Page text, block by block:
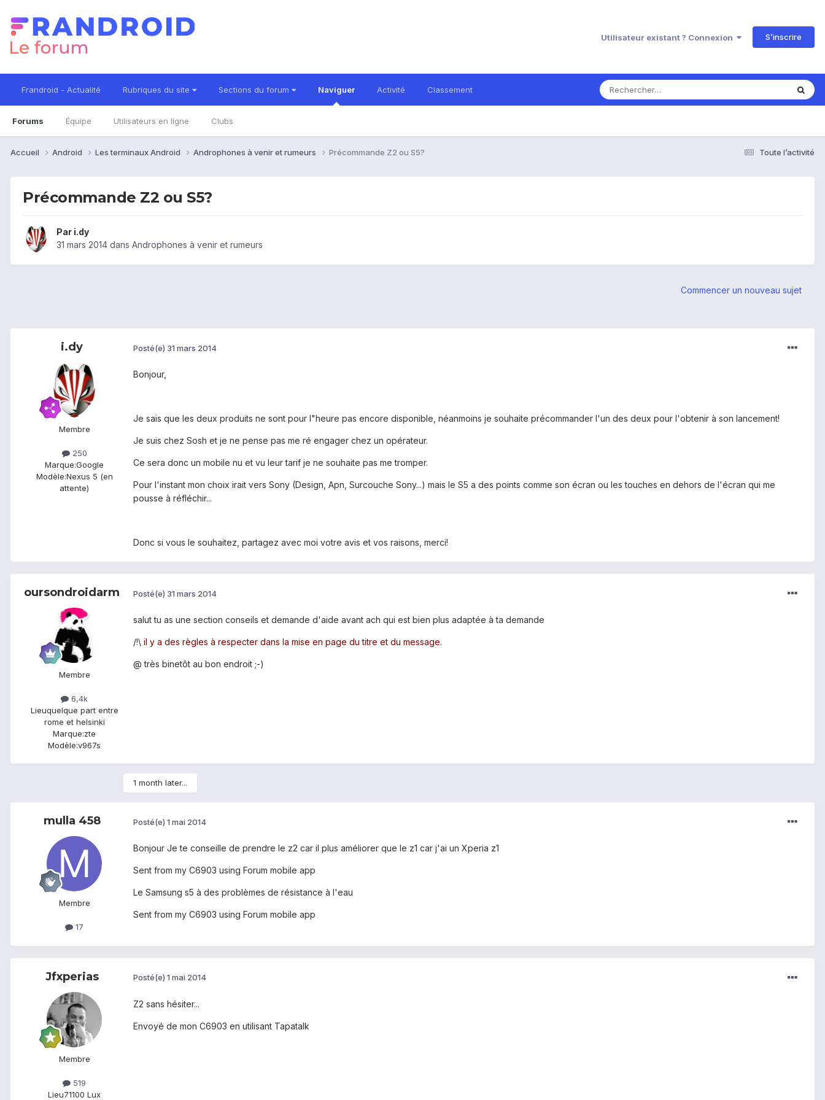
Utilisateur existant ? Connexion S’inscrire
Frandroid - Actualité Rubriques du site Sections du forum Naviguer
Forums Équipe Utilisateurs en ligne Clubs
Activité Classement
Toute l’activité
Accueil Android Les terminaux Android Androphones à venir et rumeurs Précommande Z2 ou S5?
Précommande Z2 ou S5?
Par i.dy
31 mars 2014 dans Androphones à venir et rumeurs
Commencer un nouveau sujet
i.dy
Membre
250
Marque:Google
Modèle:Nexus 5 (en
attente)
Posté(e) 31 mars 2014
Bonjour,
Je sais que les deux produits ne sont pour l"heure pas encore disponible, néanmoins je souhaite précommander l'un des deux pour l'obtenir à son lancement!
Je suis chez Sosh et je ne pense pas me ré engager chez un opérateur.
Ce sera donc un mobile nu et vu leur tarif je ne souhaite pas me tromper.
Pour l'instant mon choix irait vers Sony (Design, Apn, Surcouche Sony...) mais le S5 a des points comme son écran ou les touches en dehors de l'écran qui me
pousse à réfléchir...
Donc si vous le souhaitez, partagez avec moi votre avis et vos raisons, merci!
oursondroidarm
Membre
6,4k
Lieuquelque part entre
rome et helsinki
Marque:zte
Modèle:v967s
Posté(e) 31 mars 2014
salut tu as une section conseils et demande d'aide avant ach qui est bien plus adaptée à ta demande
/!\ il y a des règles à respecter dans la mise en page du titre et du message.
@ très binetôt au bon endroit ;-)
1 month later...
mulla 458
Membre
17
Posté(e) 1 mai 2014
Bonjour Je te conseille de prendre le z2 car il plus améliorer que le z1 car j'ai un Xperia z1
Sent from my C6903 using Forum mobile app
Le Samsung s5 à des problèmes de résistance à l'eau
Sent from my C6903 using Forum mobile app
Jfxperias
Membre
519
Lieu71100 Lux
Posté(e) 1 mai 2014
Z2 sans hésiter...
Envoyé de mon C6903 en utilisant Tapatalk